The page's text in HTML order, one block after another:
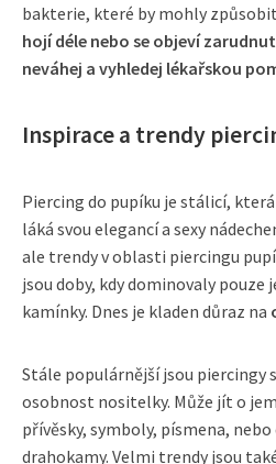
bakterie, které by mohly
hojí déle nebo se objeví
neváhej a vyhledej lékařskou
Inspirace a trendy
Piercing do pupíku je stálicí,
láká svou elegancí a sexy
ale trendy v oblasti piercingu
jsou doby, kdy dominovaly pouze
kamínky. Dnes je kladen důraz na
Stále populárnější jsou piercingy
osobnost nositelky. Může jít o
přívěsky, symboly, písmena,
drahokamy. Velmi trendy jsou